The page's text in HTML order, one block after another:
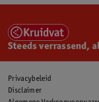
Steeds verrassend,
Privacybeleid
Disclaimer